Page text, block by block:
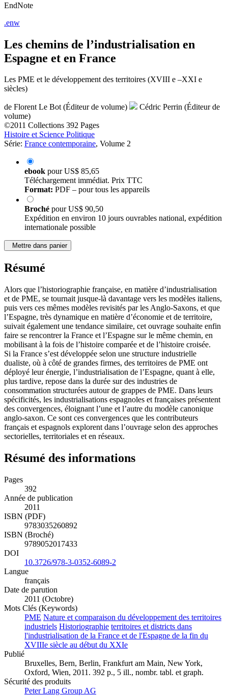
EndNote
.enw
Les chemins de l’industrialisation en
Espagne et en France
Les PME et le développement des territoires (XVIII e –XXI e
siècles)
de Florent Le Bot (Éditeur de volume)
Cédric Perrin (Éditeur de
volume)
©2011 Collections 392 Pages
Histoire et Science Politique
Série: France contemporaine, Volume 2
ebook pourUS$ 85,65
Téléchargement immédiat. Prix TTC
Format: PDF – pour tous les appareils
Broché pourUS$ 90,50
Expédition en environ 10 jours ouvrables national, expédition
internationale possible
Mettre dans panier
Résumé
Alors que l’historiographie française, en matière d’industrialisation
et de PME, se tournait jusque-là davantage vers les modèles italiens,
puis vers ces mêmes modèles revisités par les Anglo-Saxons, et que
l’Espagne, très dynamique en matière d’économie et de territoire,
suivait également une tendance similaire, cet ouvrage souhaite enfin
faire se rencontrer la France et l’Espagne sur le même chemin, en
mobilisant à la fois de l’histoire comparée et de l’histoire croisée.
Si la France s’est développée selon une structure industrielle
dualiste, où à côté de grandes firmes, des territoires de PME ont
déployé leur énergie, l’industrialisation de l’Espagne, quant à elle,
plus tardive, repose dans la durée sur des industries de
consommation structurées autour de grappes de PME. Dans leurs
spécificités, les industrialisations espagnoles et françaises présentent
des convergences, éloignant l’une et l’autre du modèle canonique
anglo-saxon. Ce sont ces convergences que les contributeurs
français et espagnols explorent dans l’ouvrage selon des approches
sectorielles, territoriales et en réseaux.
Résumé des informations
Pages
392
Année de publication
2011
ISBN (PDF)
9783035260892
ISBN (Broché)
9789052017433
DOI
10.3726/978-3-0352-6089-2
Langue
français
Date de parution
2011 (Octobre)
Mots Clés (Keywords)
PME Nature et comparaison du développement des territoires
industriels Historiographie territoires et districts dans
l'industrialisation de la France et de l'Espagne de la fin du
XVIIIe siècle au début du XXIe
Publié
Bruxelles, Bern, Berlin, Frankfurt am Main, New York,
Oxford, Wien, 2011. 392 p., 5 ill., nombr. tabl. et graph.
Sécurité des produits
Peter Lang Group AG